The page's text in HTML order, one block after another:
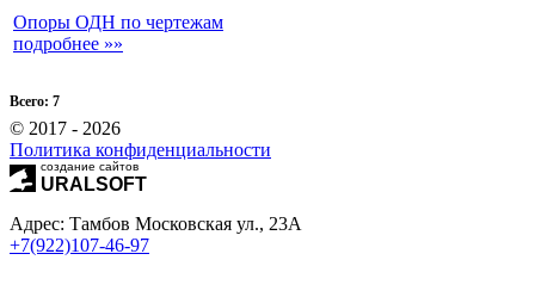
Опоры ОДН по чертежам
подробнее »»
Всего: 7
© 2017 - 2026
Политика конфиденциальности
создание сайтов
URALSOFT
Адрес: Тамбов Московская ул., 23А
+7(922)107-46-97